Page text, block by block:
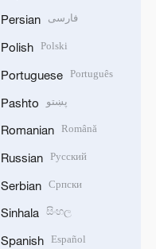
Persian فارسی
Polish Polski
Portuguese Português
Pashto پښتو
Romanian Română
Russian Русский
Serbian Српски
Sinhala සිංහල
Spanish Español